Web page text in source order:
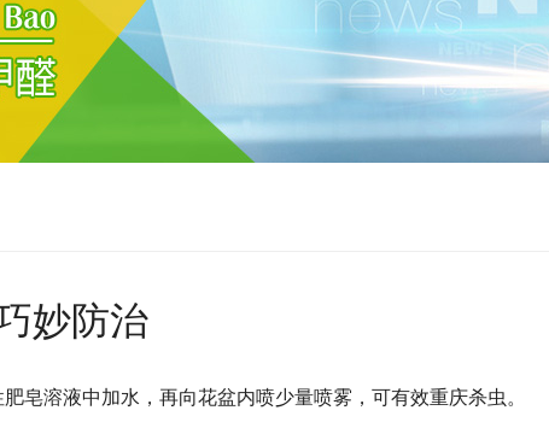
妙防治
皂溶液中加水，再向花盆内喷少量喷雾，可有效重庆杀虫。